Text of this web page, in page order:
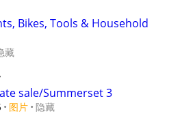
Bikes, Tools & Household
藏
sale/Summerset 3
图片 隐藏